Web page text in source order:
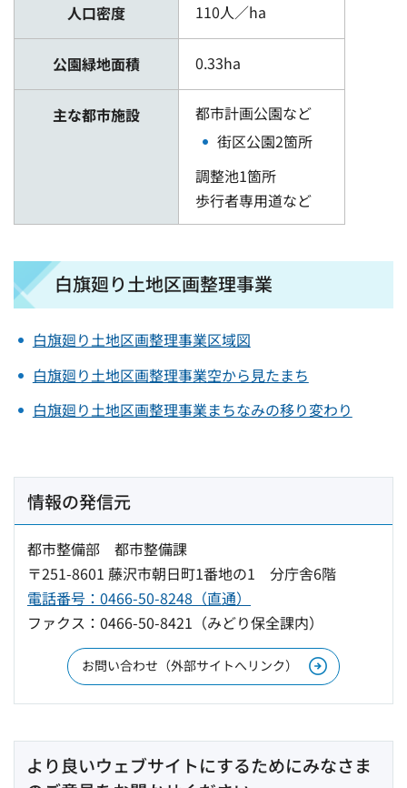
人口密度 110人／ha
公園緑地面積 0.33ha
主な都市施設
都市計画公園など
街区公園2箇所
調整池1箇所
歩行者専用道など
白旗廻り土地区画整理事業
白旗廻り土地区画整理事業区域図
白旗廻り土地区画整理事業空から見たまち
白旗廻り土地区画整理事業まちなみの移り変わり
情報の発信元
都市整備部 都市整備課
〒251-8601 藤沢市朝日町1番地の1 分庁舎6階
電話番号：0466-50-8248（直通）
ファクス：0466-50-8421（みどり保全課内）
お問い合わせ（外部サイトへリンク）
より良いウェブサイトにするためにみなさま